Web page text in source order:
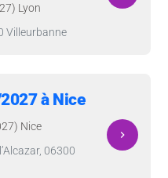
Lyon
Villeurbanne
à Nice
Nice
06300
navigate_next